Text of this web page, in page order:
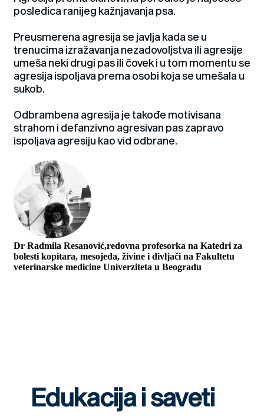
posledica ranijeg kažnjavanja psa.
Preusmerena agresija se javlja kada se u
trenucima izražavanja nezadovoljstva ili agresije
umeša neki drugi pas ili čovek i u tom momentu se
agresija ispoljava prema osobi koja se umešala u
sukob.
Odbrambena agresija je takođe motivisana
strahom i defanzivno agresivan pas zapravo
ispoljava agresiju kao vid odbrane.
Dr Radmila Resanović,redovna profesorka na Katedri za
bolesti kopitara, mesojeda, živine i divljači na Fakultetu
veterinarske medicine Univerziteta u Beogradu
Edukacija i saveti